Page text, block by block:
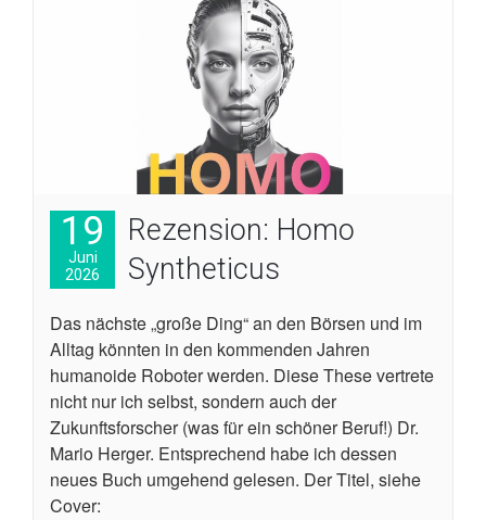
19
Juni
2026
Rezension: Homo
Syntheticus
Das nächste „große Ding“ an den Börsen und im
Alltag könnten in den kommenden Jahren
humanoide Roboter werden. Diese These vertrete
nicht nur ich selbst, sondern auch der
Zukunftsforscher (was für ein schöner Beruf!) Dr.
Mario Herger. Entsprechend habe ich dessen
neues Buch umgehend gelesen. Der Titel, siehe
Cover: